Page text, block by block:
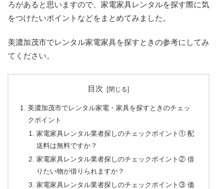
ろがあると思いますので、家電家具レンタルを探す際に気
をつけたいポイントなどをまとめてみました。
美濃加茂市でレンタル家電家具を探すときの参考にしてみ
てください。
目次
美濃加茂市でレンタル家電・家具を探すときのチェッ
クポイント
家電家具レンタル業者探しのチェックポイント① 配
送料は無料ですか？
家電家具レンタル業者探しのチェックポイント② 借
りたい物が借りられますか？
家電家具レンタル業者探しのチェックポイント③ 価